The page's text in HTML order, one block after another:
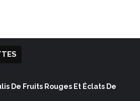
De Fruits Rouges Et Éclats De